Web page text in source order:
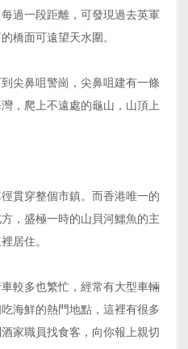
過一段距離，可發現過去英軍
橋面可遠望天水圍。
尖鼻咀警崗，尖鼻咀建有一條
，爬上不遠處的龜山，山頂上
貫穿整個市鎮。而香港唯一的
，盛極一時的山貝河鱷魚的主
居住。
較多也繁忙，經常有大型車輛
海鮮的熱門地點，這裡有很多
家職員找食客，向你報上親切